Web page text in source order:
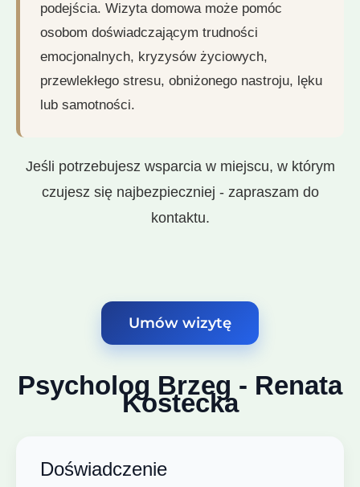
podejścia. Wizyta domowa może pomóc
osobom doświadczającym trudności
emocjonalnych, kryzysów życiowych,
przewlekłego stresu, obniżonego nastroju, lęku
lub samotności.
Jeśli potrzebujesz wsparcia w miejscu, w którym
czujesz się najbezpieczniej - zapraszam do
kontaktu.
Umów wizytę
Psycholog Brzeg - Renata
Kostecka
Doświadczenie